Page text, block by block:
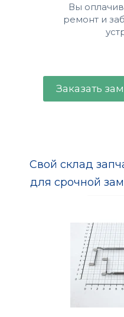
Вы
ремонт и
Заказать
Свой склад
для срочной